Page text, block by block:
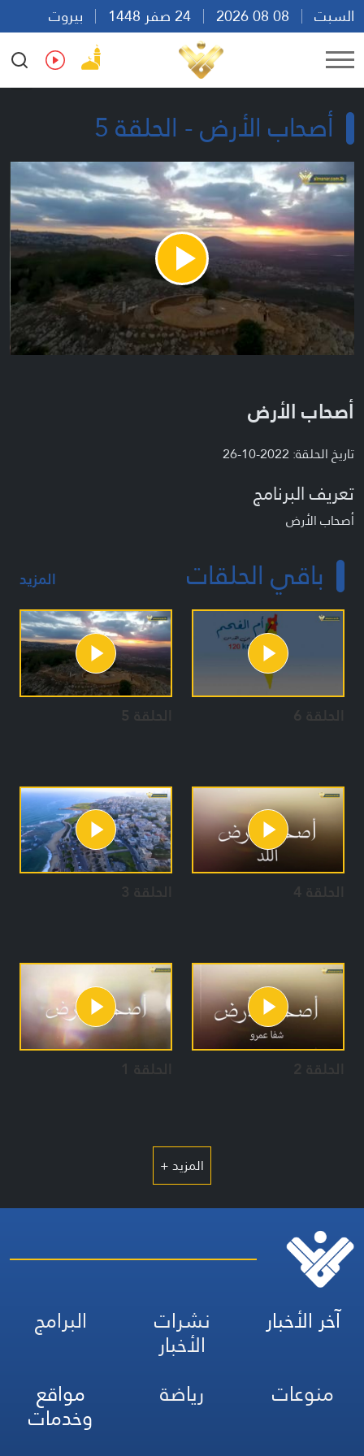
السبت
بيروت
06:32
Ar En Fr Es
أصحاب الأرض - الحلقة 5
Play
Video
أصحاب الأرض
تاريخ الحلقة: 2022-10-26
تعريف البرنامج
أصحاب الأرض
باقي الحلقات المزيد
الحلقة 6 الحلقة 5
الحلقة 4 الحلقة 3
الحلقة 2 الحلقة 1
المزيد +
آخر الأخبار نشرات
الأخبار
البرامج
منوعات
رياضة مواقع
وخدمات